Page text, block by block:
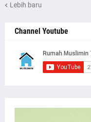
Lebih baru
Channel Youtube